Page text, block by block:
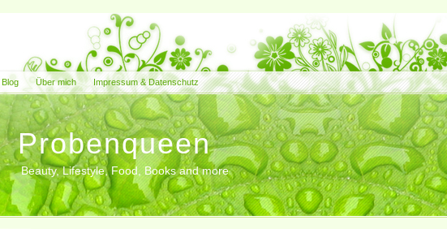
Blog Über mich Impressum & Datenschutz
Probenqueen
Beauty, Lifestyle, Food, Books and more